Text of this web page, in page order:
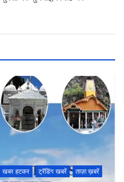
खबर हटकर ट्रेंडिंग खबरें
ताज़ा ख़बरें